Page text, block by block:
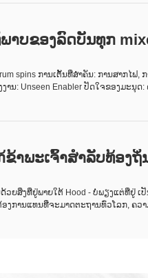
າບຂອງລົດບັນທຸກ
spins ການເຕັ້ນທີ່ສໍາຄັນ: ການສາກໄຟ,
ານ: Unseen Enabler ປັດໃຈຂອງມະນຸ
າ​ພະ​ເຈົ້າ​ສໍາ​ລັບ​ທ້ອງ​ຖິ່
ວຍສິ່ງທີ່ຢູ່ພາຍໃຕ້ Hood - ບໍ່ພຽງແຕ່ທີ່ຢູ່ ເ
ງການແທນທີ່ຈະມາດຕະຖານທົ່ວໂລກ, ຄວ